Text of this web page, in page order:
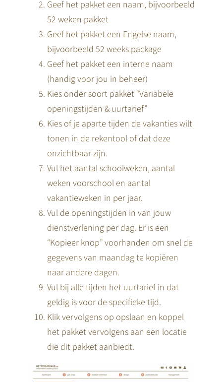
Geef het pakket een naam, bijvoorbeeld
52 weken pakket
Geef het pakket een Engelse naam,
bijvoorbeeld 52 weeks package
Geef het pakket een interne naam
(handig voor jou in beheer)
Kies onder soort pakket “Variabele
openingstijden & uurtarief”
Kies of je aparte tijden de vakanties wilt
tonen in de rekentool of dat deze
onzichtbaar zijn.
Vul het aantal schoolweken, aantal
weken voorschool en aantal
vakantieweken in per jaar.
Vul de openingstijden in van jouw
dienstverlening per dag. Er is een
“Kopieer knop” voorhanden om snel de
gegevens van maandag te kopiëren
naar andere dagen.
Vul bij alle tijden het uurtarief in dat
geldig is voor de specifieke tijd.
Klik vervolgens op opslaan en koppel
het pakket vervolgens aan een locatie
die dit pakket aanbiedt.